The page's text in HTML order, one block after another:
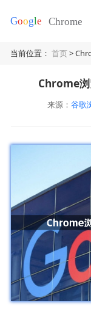
当前位置：首页>
Chrome浏
来源： 谷歌